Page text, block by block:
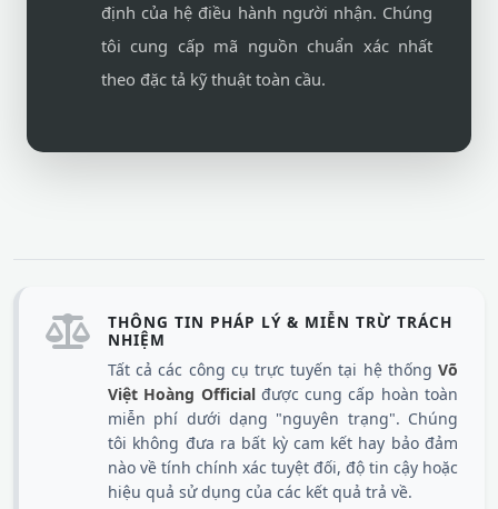
định của hệ điều hành người nhận. Chúng
tôi cung cấp mã nguồn chuẩn xác nhất
theo đặc tả kỹ thuật toàn cầu.
THÔNG TIN PHÁP LÝ & MIỄN TRỪ TRÁCH
NHIỆM
Tất cả các công cụ trực tuyến tại hệ thống Võ
Việt Hoàng Officialđược cung cấp hoàn toàn
miễn phí dưới dạng "nguyên trạng". Chúng
tôi không đưa ra bất kỳ cam kết hay bảo đảm
nào về tính chính xác tuyệt đối, độ tin cậy hoặc
hiệu quả sử dụng của các kết quả trả về.